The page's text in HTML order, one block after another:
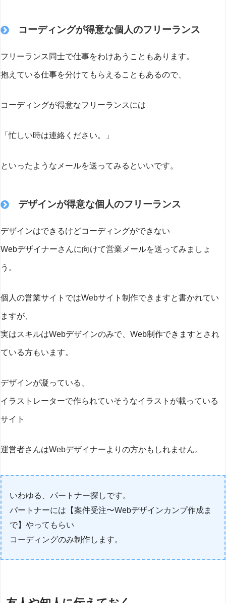
コーディングが得意な個人のフリーランス
フリーランス同士で仕事をわけあうこともあります。
抱えている仕事を分けてもらえることもあるので、
コーディングが得意なフリーランスには
「忙しい時は連絡ください。」
といったようなメールを送ってみるといいです。
デザインが得意な個人のフリーランス
デザインはできるけどコーディングができない
Webデザイナーさんに向けて営業メールを送ってみましょ
う。
個人の営業サイトではWebサイト制作できますと書かれてい
ますが、
実はスキルはWebデザインのみで、Web制作できますとされ
ている方もいます。
デザインが凝っている、
イラストレーターで作られていそうなイラストが載っている
サイト
運営者さんはWebデザイナーよりの方かもしれません。
いわゆる、パートナー探しです。
パートナーには【案件受注〜Webデザインカンプ作成ま
で】やってもらい
コーディングのみ制作します。